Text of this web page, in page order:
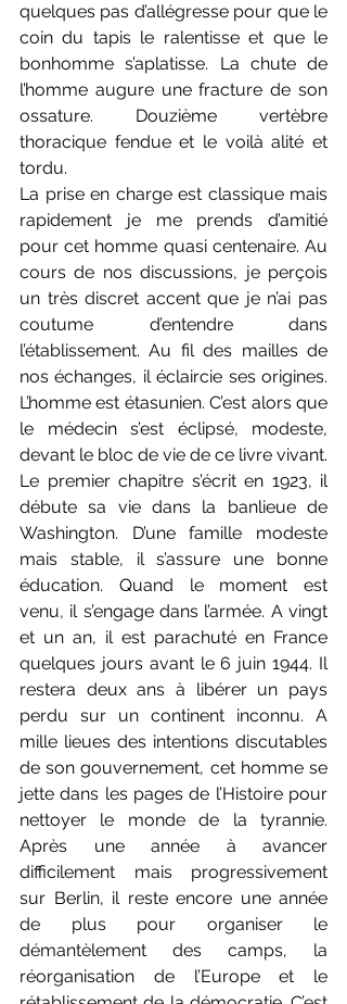
quelques pas d’allégresse pour que le
coin du tapis le ralentisse et que le
bonhomme s’aplatisse. La chute de
l’homme augure une fracture de son
ossature. Douzième vertèbre
thoracique fendue et le voilà alité et
tordu.
La prise en charge est classique mais
rapidement je me prends d’amitié
pour cet homme quasi centenaire. Au
cours de nos discussions, je perçois
un très discret accent que je n’ai pas
coutume d’entendre dans
l’établissement. Au fil des mailles de
nos échanges, il éclaircie ses origines.
L’homme est étasunien. C’est alors que
le médecin s’est éclipsé, modeste,
devant le bloc de vie de ce livre vivant.
Le premier chapitre s’écrit en 1923, il
débute sa vie dans la banlieue de
Washington. D’une famille modeste
mais stable, il s’assure une bonne
éducation. Quand le moment est
venu, il s’engage dans l’armée. A vingt
et un an, il est parachuté en France
quelques jours avant le 6 juin 1944. Il
restera deux ans à libérer un pays
perdu sur un continent inconnu. A
mille lieues des intentions discutables
de son gouvernement, cet homme se
jette dans les pages de l’Histoire pour
nettoyer le monde de la tyrannie.
Après une année à avancer
difficilement mais progressivement
sur Berlin, il reste encore une année
de plus pour organiser le
démantèlement des camps, la
réorganisation de l’Europe et le